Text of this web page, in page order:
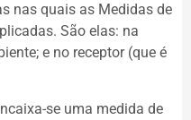
nas quais as Medidas de
São elas: na
e no receptor (que é
se uma medida de